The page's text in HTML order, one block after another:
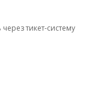
тикет-систему